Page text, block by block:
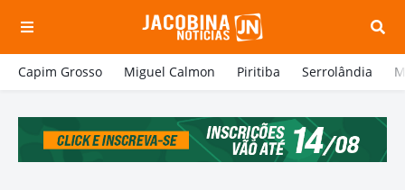
Capim Grosso Miguel Calmon Piritiba Serrolândia